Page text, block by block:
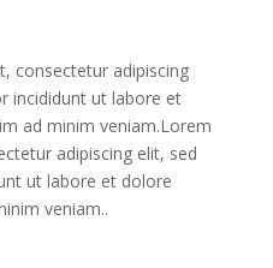
consectetur adipiscing
incididunt ut labore et
ad minim veniam.Lorem
adipiscing elit, sed
ut labore et dolore
veniam..